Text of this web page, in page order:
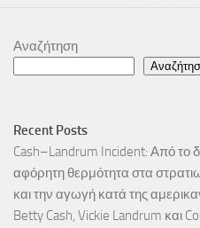
Αναζήτηση
Recent Posts
Cash–Landrum Incident: Από το
αφόρητη θερμότητα στα
και την αγωγή κατά της
Betty Cash, Vickie Landrum και